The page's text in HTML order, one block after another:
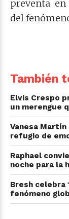
preventa
del
También
Elvis Crespo
un merengue
Vanesa
refugio de
Raphael
noche para la
Bresh celebra
fenómeno